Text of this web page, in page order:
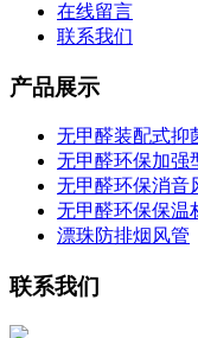
在线留言
联系我们
产品展示
无甲醛装配式抑
无甲醛环保加强
无甲醛环保消音
无甲醛环保保温
漂珠防排烟风管
联系我们